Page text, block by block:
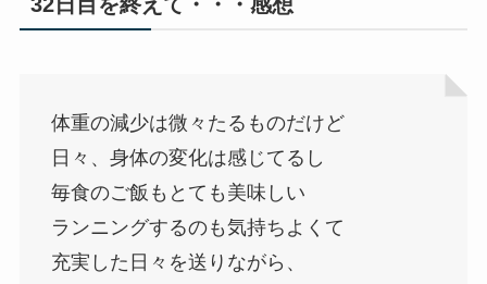
体重の減少は微々たるものだけど
日々、身体の変化は感じてるし
毎食のご飯もとても美味しい
ランニングするのも気持ちよくて
充実した日々を送りながら、